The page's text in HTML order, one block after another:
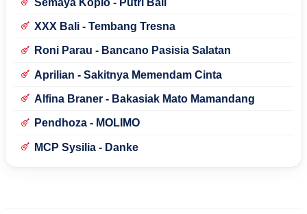
XXX Bali - Tembang Tresna
Roni Parau - Bancano Pasisia Salatan
Aprilian - Sakitnya Memendam Cinta
Alfina Braner - Bakasiak Mato Mamandang
Pendhoza - MOLIMO
MCP Sysilia - Danke